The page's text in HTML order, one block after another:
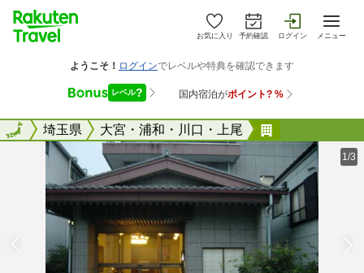
お気に入り 予約確認 ログイン メニュー
全国埼玉県 大宮・浦和・川口・上尾
全国
1/3